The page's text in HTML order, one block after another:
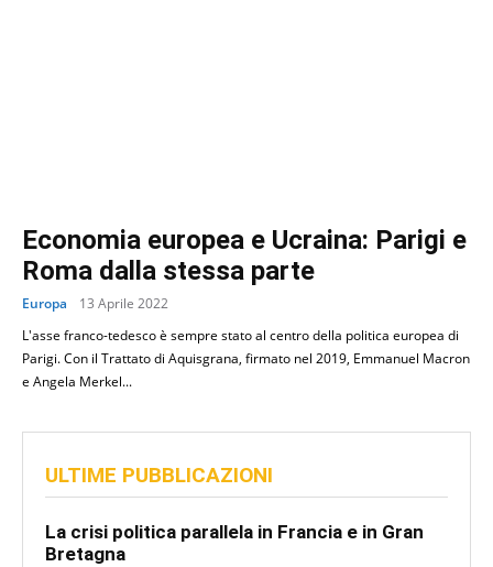
Economia europea e Ucraina: Parigi e
Roma dalla stessa parte
Europa
13 Aprile 2022
L'asse franco-tedesco è sempre stato al centro della politica europea di
Parigi. Con il Trattato di Aquisgrana, firmato nel 2019, Emmanuel Macron
e Angela Merkel...
ULTIME PUBBLICAZIONI
La crisi politica parallela in Francia e in Gran
Bretagna